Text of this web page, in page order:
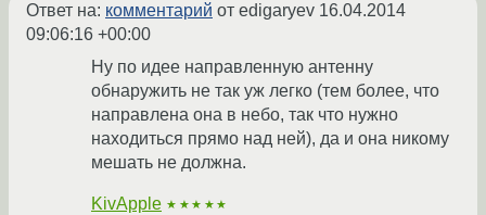
Ответ на: комментарий от edigaryev 16.04.2014
09:06:16 +00:00
Ну по идее направленную антенну
обнаружить не так уж легко (тем более, что
направлена она в небо, так что нужно
находиться прямо над ней), да и она никому
мешать не должна.
KivApple ★★★★★